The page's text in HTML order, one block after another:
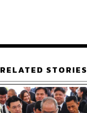
RELATED STORIES